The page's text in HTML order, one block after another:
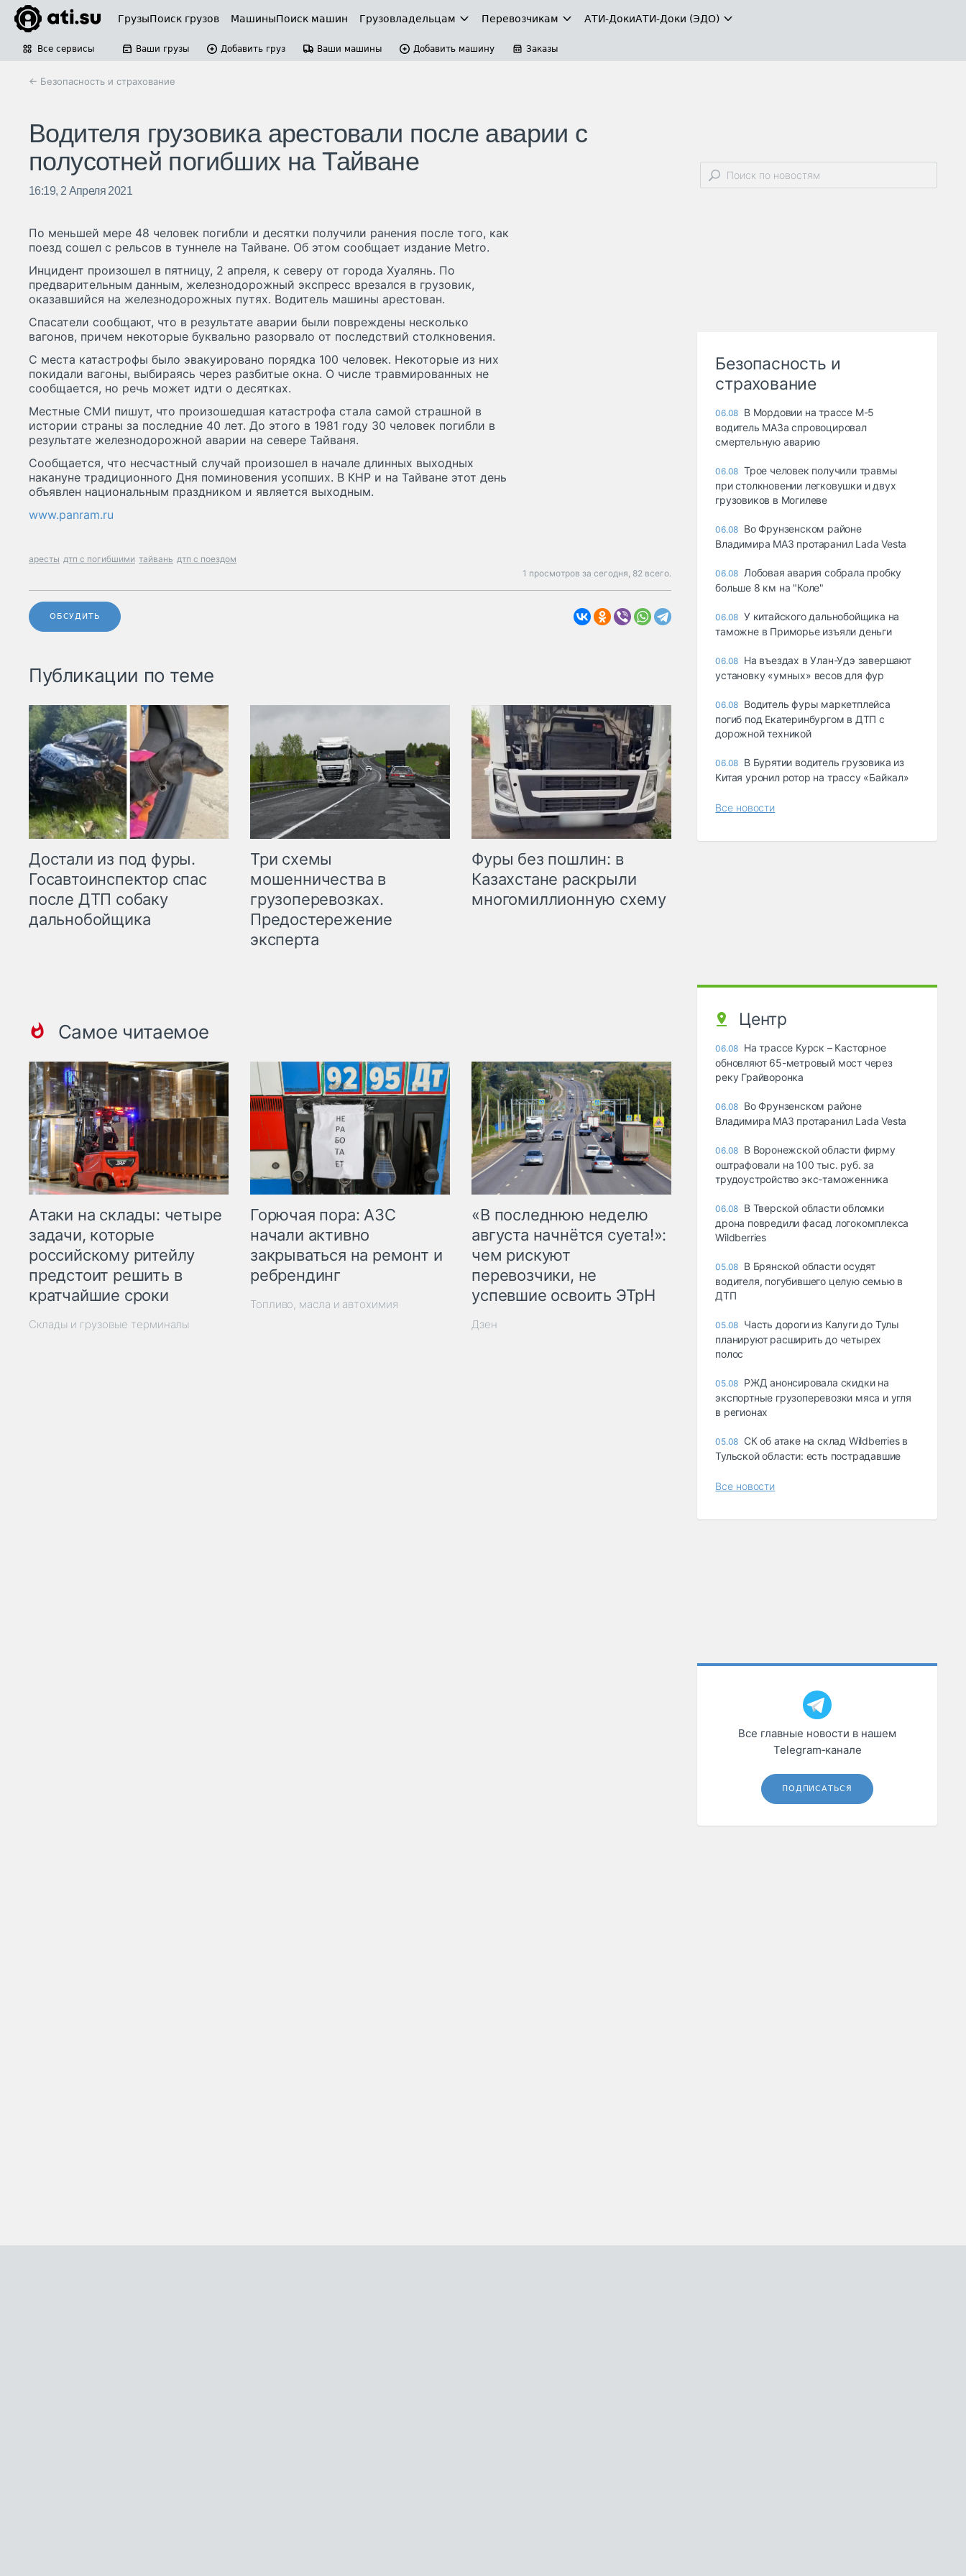
ГрузыПоиск грузов МашиныПоиск машин Грузовладельцам Перевозчикам АТИ-ДокиАТИ-Доки (ЭДО)
Все сервисы Ваши грузы Добавить груз Ваши машины Добавить машину Заказы
← Безопасность и страхование
Водителя грузовика арестовали после аварии с
полусотней погибших на Тайване
16:19, 2 Апреля 2021
По меньшей мере 48 человек погибли и десятки получили ранения после того, как
поезд сошел с рельсов в туннеле на Тайване. Об этом сообщает издание Metro.
Инцидент произошел в пятницу, 2 апреля, к северу от города Хуалянь. По
предварительным данным, железнодорожный экспресс врезался в грузовик,
оказавшийся на железнодорожных путях. Водитель машины арестован.
Спасатели сообщают, что в результате аварии были повреждены несколько
вагонов, причем некоторые буквально разорвало от последствий столкновения.
С места катастрофы было эвакуировано порядка 100 человек. Некоторые из них
покидали вагоны, выбираясь через разбитые окна. О числе травмированных не
сообщается, но речь может идти о десятках.
Местные СМИ пишут, что произошедшая катастрофа стала самой страшной в
истории страны за последние 40 лет. До этого в 1981 году 30 человек погибли в
результате железнодорожной аварии на севере Тайваня.
Сообщается, что несчастный случай произошел в начале длинных выходных
накануне традиционного Дня поминовения усопших. В КНР и на Тайване этот день
объявлен национальным праздником и является выходным.
www.panram.ru
аресты дтп с погибшими тайвань дтп с поездом
1 просмотров за сегодня, 82 всего.
ОБСУДИТЬ
Публикации по теме
Достали из под фуры.
Госавтоинспектор спас
после ДТП собаку
дальнобойщика
Три схемы
мошенничества в
грузоперевозках.
Предостережение
эксперта
Фуры без пошлин: в
Казахстане раскрыли
многомиллионную схему
Самое читаемое
Атаки на склады: четыре
задачи, которые
российскому ритейлу
предстоит решить в
кратчайшие сроки
Склады и грузовые терминалы
Горючая пора: АЗС
начали активно
закрываться на ремонт и
ребрендинг
Топливо, масла и автохимия
«В последнюю неделю
августа начнётся суета!»:
чем рискуют
перевозчики, не
успевшие освоить ЭТрН
Дзен
Безопасность и
страхование
06.08 В Мордовии на трассе М-5
водитель МАЗа спровоцировал
смертельную аварию
06.08 Трое человек получили травмы
при столкновении легковушки и двух
грузовиков в Могилеве
06.08 Во Фрунзенском районе
Владимира МАЗ протаранил Lada Vesta
06.08 Лобовая авария собрала пробку
больше 8 км на "Коле"
06.08 У китайского дальнобойщика на
таможне в Приморье изъяли деньги
06.08 Ha въeздax в Улaн-Удэ зaвepшaют
ycтaнoвкy «yмныx» вecoв для фyp
06.08 Водитель фуры маркетплейса
погиб под Екатеринбургом в ДТП с
дорожной техникой
06.08 В Бурятии водитель грузовика из
Китая уронил ротор на трассу «Байкал»
Все новости
Центр
06.08 На трассе Курск – Касторное
обновляют 65-метровый мост через
реку Грайворонка
06.08 Во Фрунзенском районе
Владимира МАЗ протаранил Lada Vesta
06.08 В Воронежской области фирму
оштрафовали на 100 тыс. руб. за
трудоустройство экс-таможенника
06.08 В Тверской области обломки
дрона повредили фасад логокомплекса
Wildberries
05.08 В Брянской области осудят
водителя, погубившего целую семью в
ДТП
05.08 Часть дороги из Калуги до Тулы
планируют расширить до четырех
полос
05.08 РЖД анонсировала скидки на
экспортные грузоперевозки мяса и угля
в регионах
05.08 СК об атаке на склад Wildberries в
Тульской области: есть пострадавшие
Все новости
Все главные новости в нашем
Telegram‑канале
ПОДПИСАТЬСЯ